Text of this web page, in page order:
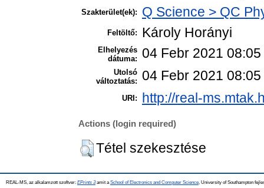
Szakterület(ek): Q Science > QC
Feltöltő: Károly Horányi
Elhelyezés
dátuma:
04 Febr 2021 08:05
Utolsó
változtatás:
04 Febr 2021 08:05
URI: http://real-
Actions (login required)
Tétel szekesztése
REAL-MS, az alkalamzott szoftver: EPrints 3amit a School of Electronics and Computer Science , University of Southampton